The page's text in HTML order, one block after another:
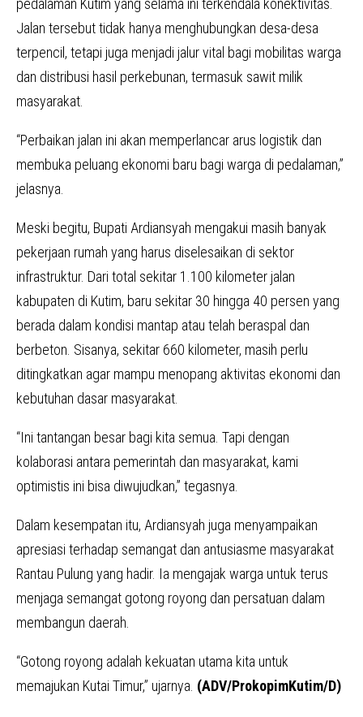
Jalan tersebut tidak hanya menghubungkan desa-desa
terpencil, tetapi juga menjadi jalur vital bagi mobilitas warga
dan distribusi hasil perkebunan, termasuk sawit milik
masyarakat.
“Perbaikan jalan ini akan memperlancar arus logistik dan
membuka peluang ekonomi baru bagi warga di pedalaman,”
jelasnya.
Meski begitu, Bupati Ardiansyah mengakui masih banyak
pekerjaan rumah yang harus diselesaikan di sektor
infrastruktur. Dari total sekitar 1.100 kilometer jalan
kabupaten di Kutim, baru sekitar 30 hingga 40 persen yang
berada dalam kondisi mantap atau telah beraspal dan
berbeton. Sisanya, sekitar 660 kilometer, masih perlu
ditingkatkan agar mampu menopang aktivitas ekonomi dan
kebutuhan dasar masyarakat.
“Ini tantangan besar bagi kita semua. Tapi dengan
kolaborasi antara pemerintah dan masyarakat, kami
optimistis ini bisa diwujudkan,” tegasnya.
Dalam kesempatan itu, Ardiansyah juga menyampaikan
apresiasi terhadap semangat dan antusiasme masyarakat
Rantau Pulung yang hadir. Ia mengajak warga untuk terus
menjaga semangat gotong royong dan persatuan dalam
membangun daerah.
“Gotong royong adalah kekuatan utama kita untuk
memajukan Kutai Timur,” ujarnya. (ADV/ProkopimKutim/D)